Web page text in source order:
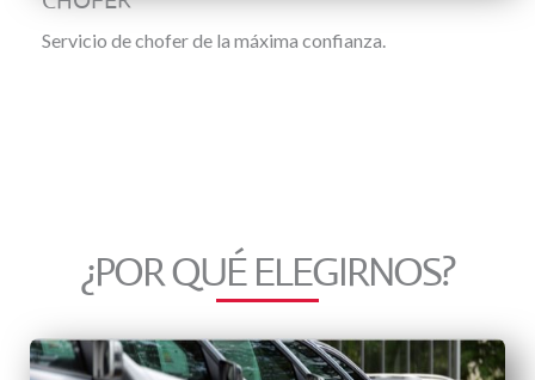
Servicio de chofer de la máxima confianza.
¿POR QUÉ ELEGIRNOS?